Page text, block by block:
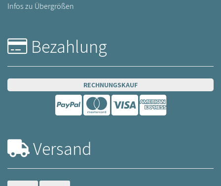
Infos zu Übergrößen
Bezahlung
RECHNUNGSKAUF
Versand